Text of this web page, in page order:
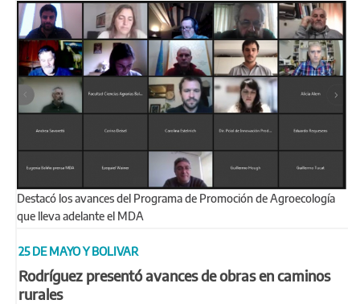
Destacó los avances del Programa de Promoción de Agroecología
que lleva adelante el MDA
25 DE MAYO Y BOLIVAR
Rodríguez presentó avances de obras en caminos
rurales